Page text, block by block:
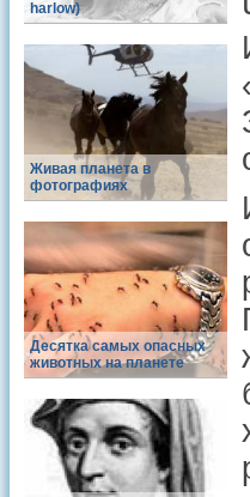
harlow)
Живая планета в
фотографиях
Десятка самых опасных
животных на планете